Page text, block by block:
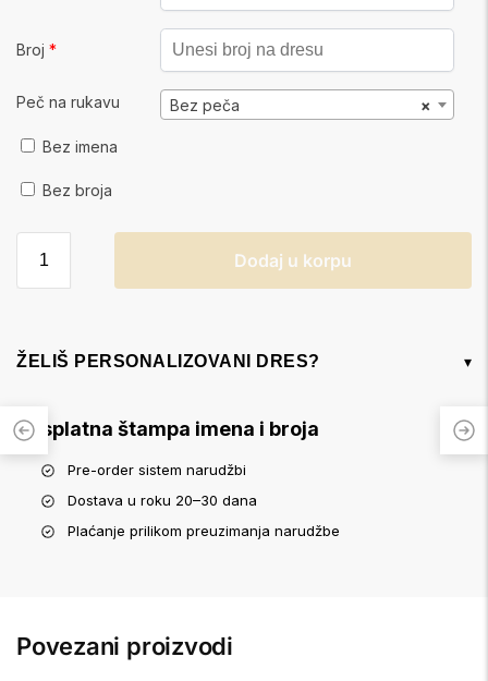
Broj *
Peč na rukavu ×
Bez peča
Bez imena
Bez broja
Dodaj u korpu
ŽELIŠ PERSONALIZOVANI DRES? ▾
Besplatna štampa imena i broja
Pre-order sistem narudžbi
Dostava u roku 20–30 dana
Plaćanje prilikom preuzimanja narudžbe
Povezani proizvodi